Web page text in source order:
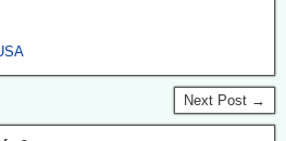
Next Post →